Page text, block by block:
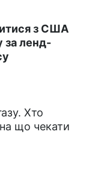
з США
за ленд-
Хто
на що чекати